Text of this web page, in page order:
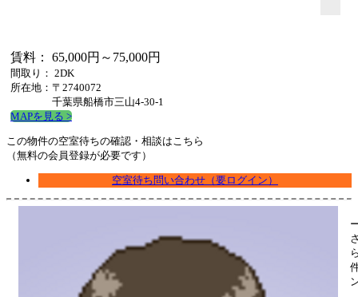
賃料： 65,000円～75,000円
間取り： 2DK
所在地：〒2740072
千葉県船橋市三山4-30-1
MAPを見る >
この物件の空室待ちの確認・相談はこちら
（無料の会員登録が必要です）
空室待ち問い合わせ（要ログイン）